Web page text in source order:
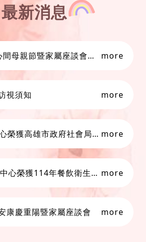
最新消息
母親節暨家屬座談會活動 more
視須知 more
高雄市政府社會局頒發感謝狀 more
114年餐飲衛生管理分級評核優等佳績 more
康慶重陽暨家屬座談會 more